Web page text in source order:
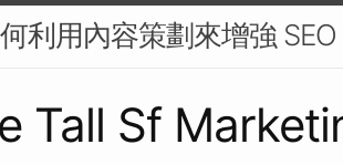
利用內容策劃來增強
Tall Sf